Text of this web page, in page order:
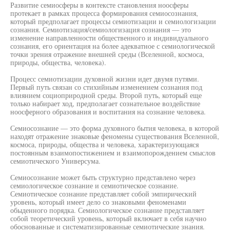
Развитие семиосферы в контексте становления ноосферы
протекает в рамках процесса формирования семиосознания,
который предполагает процессы семиотизации и семиологизации
сознания. Семиотизация/семиологизация сознания — это
изменение направленности общественного и индивидуального
сознания, его ориентация на более адекватное с семиологической
точки зрения отражение внешней среды (Вселенной, космоса,
природы, общества, человека).
Процесс семиотизации духовной жизни идет двумя путями.
Первый путь связан со стихийным изменением сознания под
влиянием социоприродной среды. Второй путь, который еще
только набирает ход, предполагает сознательное воздействие
ноосферного образования и воспитания на сознание человека.
Семиосознание — это форма духовного бытия человека, в которой
находят отражение знаковые феномены существования Вселенной,
космоса, природы, общества и человека, характеризующаяся
постоянным взаимопостижением и взаимопорождением смыслов
семиотического Универсума.
Семиосознание может быть структурно представлено через
семиологическое сознание и семиотическое сознание.
Семиотическое сознание представляет собой эмпирический
уровень, который имеет дело со знаковыми феноменами
обыденного порядка. Семиологическое сознание представляет
собой теоретический уровень, который включает в себя научно
обоснованные и систематизированные семиотические знания.